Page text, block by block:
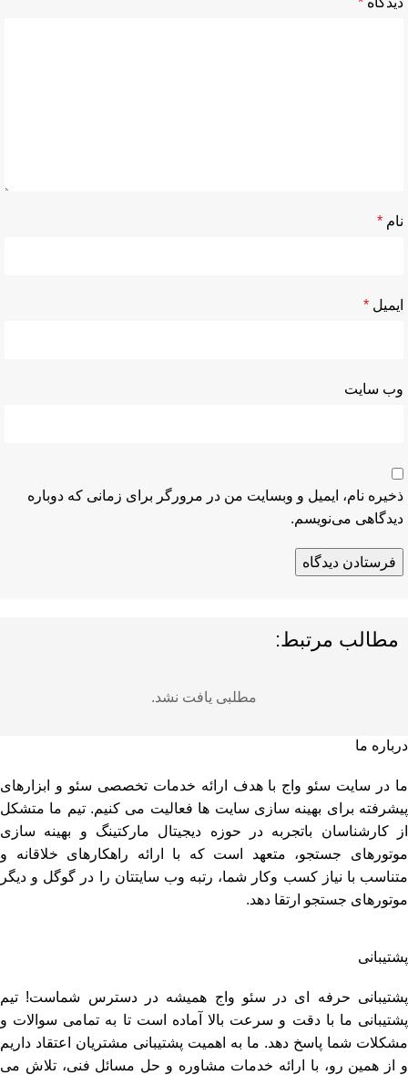
نام *
ایمیل *
وب‌ سایت
ذخیره نام، ایمیل و وبسایت من در مرورگر برای زمانی که دوباره
دیدگاهی می‌نویسم.
مطالب مرتبط:
مطلبی یافت نشد.
درباره ما
ما در سایت سئو واج با هدف ارائه خدمات تخصصی سئو و ابزارهای
پیشرفته برای بهینه سازی سایت ها فعالیت می کنیم. تیم ما متشکل
از کارشناسان باتجربه در حوزه دیجیتال مارکتینگ و بهینه سازی
موتورهای جستجو، متعهد است که با ارائه راهکارهای خلاقانه و
متناسب با نیاز کسب وکار شما، رتبه وب سایتتان را در گوگل و دیگر
موتورهای جستجو ارتقا دهد.
پشتیبانی
پشتیبانی حرفه ای در سئو واج همیشه در دسترس شماست! تیم
پشتیبانی ما با دقت و سرعت بالا آماده است تا به تمامی سوالات و
مشکلات شما پاسخ دهد. ما به اهمیت پشتیبانی مشتریان اعتقاد داریم
و از همین رو، با ارائه خدمات مشاوره و حل مسائل فنی، تلاش می